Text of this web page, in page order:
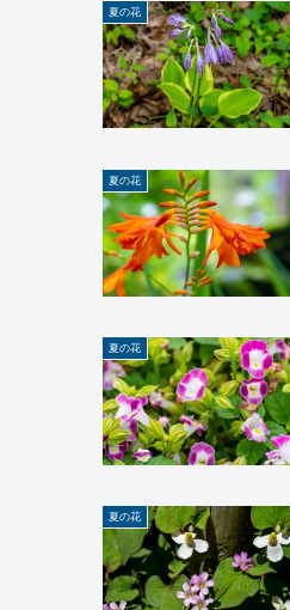
夏の花
夏の花
夏の花
夏の花